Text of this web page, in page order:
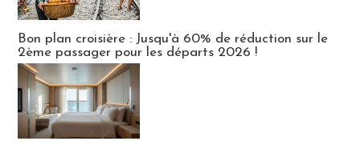
Bon plan croisière : Jusqu'à 60% de réduction sur le
2ème passager pour les départs 2026 !